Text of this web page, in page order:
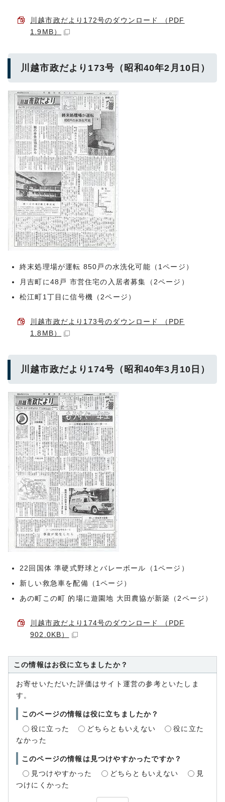
川越市政だより172号のダウンロード （PDF
1.9MB）
川越市政だより173号（昭和40年2月10日）
終末処理場が運転 850戸の水洗化可能（1ページ）
月吉町に48戸 市営住宅の入居者募集（2ページ）
松江町1丁目に信号機（2ページ）
川越市政だより173号のダウンロード （PDF
1.8MB）
川越市政だより174号（昭和40年3月10日）
22回国体 準硬式野球とバレーボール（1ページ）
新しい救急車を配備（1ページ）
あの町この町 的場に遊園地 大田農協が新築（2ページ）
川越市政だより174号のダウンロード （PDF
902.0KB）
この情報はお役に立ちましたか？
お寄せいただいた評価はサイト運営の参考といたしま
す。
このページの情報は役に立ちましたか？
役に立った
どちらともいえない
役に立た
なかった
このページの情報は見つけやすかったですか？
見つけやすかった
どちらともいえない
見
つけにくかった